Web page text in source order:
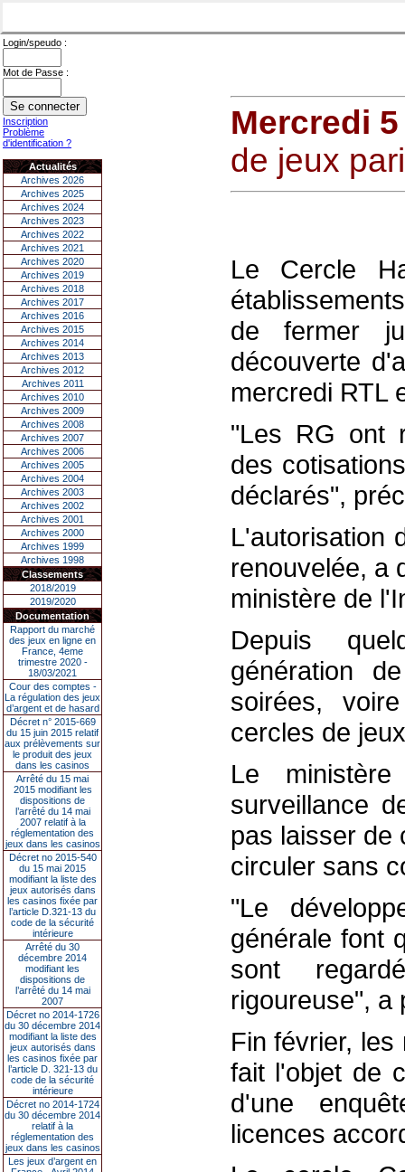
Login/speudo :
Mot de Passe :
Inscription
Problème
d'identification ?
Actualités
Archives 2026
Archives 2025
Archives 2024
Archives 2023
Archives 2022
Archives 2021
Archives 2020
Archives 2019
Archives 2018
Archives 2017
Archives 2016
Archives 2015
Archives 2014
Archives 2013
Archives 2012
Archives 2011
Archives 2010
Archives 2009
Archives 2008
Archives 2007
Archives 2006
Archives 2005
Archives 2004
Archives 2003
Archives 2002
Archives 2001
Archives 2000
Archives 1999
Archives 1998
Classements
2018/2019
2019/2020
Documentation
Rapport du marché
des jeux en ligne en
France, 4eme
trimestre 2020 -
18/03/2021
Cour des comptes -
La régulation des jeux
d’argent et de hasard
Décret n° 2015-669
du 15 juin 2015 relatif
aux prélèvements sur
le produit des jeux
dans les casinos
Arrêté du 15 mai
2015 modifiant les
dispositions de
l’arrêté du 14 mai
2007 relatif à la
réglementation des
jeux dans les casinos
Décret no 2015-540
du 15 mai 2015
modifiant la liste des
jeux autorisés dans
les casinos fixée par
l’article D.321-13 du
code de la sécurité
intérieure
Arrêté du 30
décembre 2014
modifiant les
dispositions de
l’arrêté du 14 mai
2007
Décret no 2014-1726
du 30 décembre 2014
modifiant la liste des
jeux autorisés dans
les casinos fixée par
l’article D. 321-13 du
code de la sécurité
intérieure
Décret no 2014-1724
du 30 décembre 2014
relatif à la
réglementation des
jeux dans les casinos
Les jeux d’argent en
Mercredi
de jeux
Le Cercle
de fermer
découverte
mercredi RTL
"Les RG ont
des
déclarés",
L'autorisation
renouvelée, a
ministère de
Depuis
génération
soirées,
cercles de
Le
surveillance
pas laisser de
circuler sans
"Le
générale font
sont
rigoureuse", a
Fin février,
fait l'objet de
d'une
licences